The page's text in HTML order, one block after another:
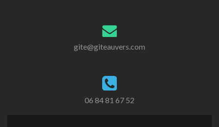
gite@giteauvers.com
06 84 81 67 52